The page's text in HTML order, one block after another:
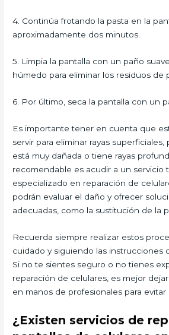
4. Continúa frotando la pasta en la
aproximadamente dos minutos.
5. Limpia la pantalla con un paño
húmedo para eliminar los residuos de
6. Por último, seca la pantalla con un
Es importante tener en cuenta que
servir para eliminar rayas superficiales,
está muy dañada o tiene rayas
recomendable es acudir a un servicio
especializado en reparación de
podrán evaluar el daño y ofrecer
adecuadas, como la sustitución de la
Recuerda siempre realizar estos
cuidado y siguiendo las instrucciones
Si no te sientes seguro o no tienes
reparación de celulares, es mejor
en manos de profesionales para evitar
¿Existen servicios de